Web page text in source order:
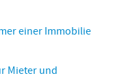
einer Immobilie
Mieter und